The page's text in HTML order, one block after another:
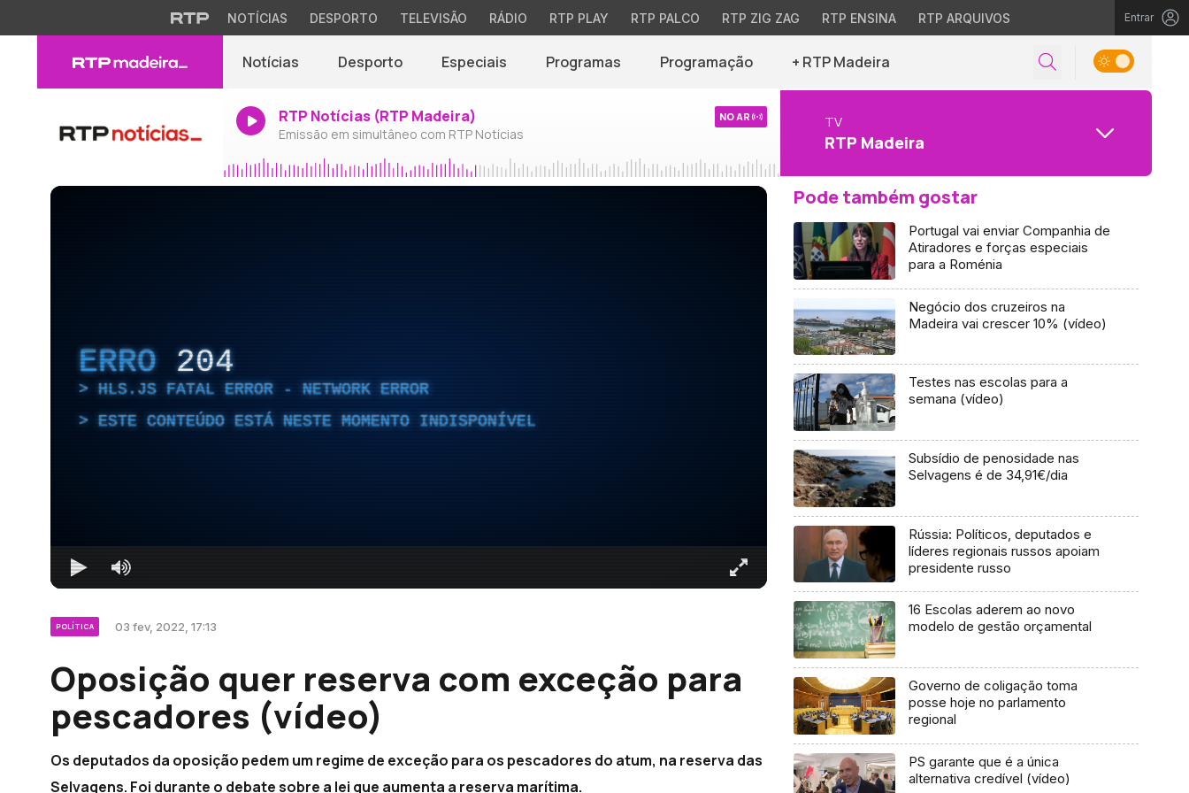
NOTÍCIAS DESPORTO TELEVISÃO RÁDIO RTP PLAY RTP PALCO RTP ZIG ZAG RTP ENSINA RTP ARQUIVOS Entrar
Notícias Desporto Especiais Programas Programação + RTP Madeira
RTP Notícias (RTP Madeira)
Emissão em simultâneo com RTP Notícias
NO AR TV
RTP Madeira
ERRO 204
HLS.JS FATAL ERROR - NETWORK ERROR
ESTE CONTEÚDO ESTÁ NESTE MOMENTO INDISPONÍVEL
POLÍTICA 03 fev, 2022, 17:13
Oposição quer reserva com exceção para
pescadores (vídeo)
Os deputados da oposição pedem um regime de exceção para os pescadores do atum, na reserva das
Selvagens. Foi durante o debate sobre a lei que aumenta a reserva marítima.
Pode também gostar
Portugal vai enviar Companhia de
Atiradores e forças especiais
para a Roménia
Negócio dos cruzeiros na
Madeira vai crescer 10% (vídeo)
Testes nas escolas para a
semana (vídeo)
Subsídio de penosidade nas
Selvagens é de 34,91€/dia
Rússia: Políticos, deputados e
líderes regionais russos apoiam
presidente russo
16 Escolas aderem ao novo
modelo de gestão orçamental
Governo de coligação toma
posse hoje no parlamento
regional
PS garante que é a única
alternativa credível (vídeo)